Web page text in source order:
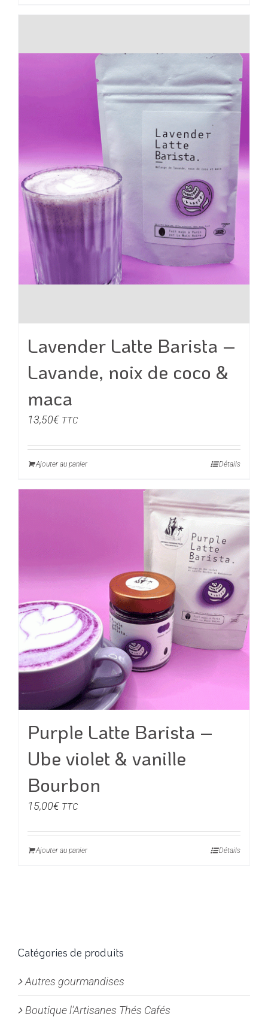
Lavender Latte Barista –
Lavande, noix de coco &
maca
13,50€ TTC
Ajouter au panier Détails
Purple Latte Barista –
Ube violet & vanille
Bourbon
15,00€ TTC
Ajouter au panier Détails
Catégories de produits
Autres gourmandises
Boutique l'Artisanes Thés Cafés